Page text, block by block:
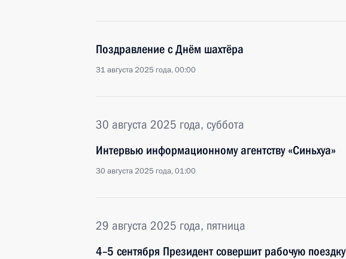
Поздравление с Днём шахтёра
31 августа 2025 года, 00:00
30 августа 2025 года, суббота
Интервью информационному агентству «Cиньхуа»
30 августа 2025 года, 01:00
29 августа 2025 года, пятница
4–5 сентября Президент совершит рабочую поездку